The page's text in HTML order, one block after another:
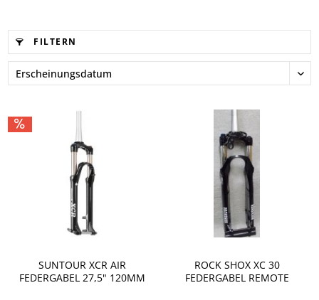
FILTERN
SUNTOUR XCR AIR
FEDERGABEL 27,5" 120MM
ROCK SHOX XC 30
FEDERGABEL REMOTE